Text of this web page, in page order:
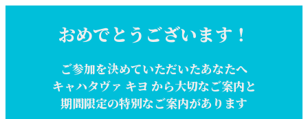
おめでとうございます！
ご参加を決めていただいたあなたへ
キャハタヴァ キヨ から大切なご案内と
期間限定の特別なご案内があります